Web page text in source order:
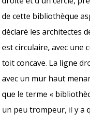
de cette bibliothèque
déclaré les architectes
est circulaire, avec une
toit concave. La ligne
avec un mur haut
que le terme «
un peu trompeur, il y a